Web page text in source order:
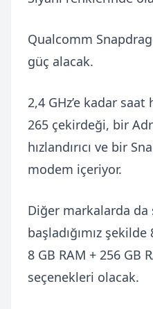
Qualcomm
güç alacak.
2,4 GHz’e kadar saat
265 çekirdeği, bir
hızlandırıcı ve bir
modem içeriyor.
Diğer markalarda da
başladığımız
8 GB RAM + 256 GB
seçenekleri olacak.